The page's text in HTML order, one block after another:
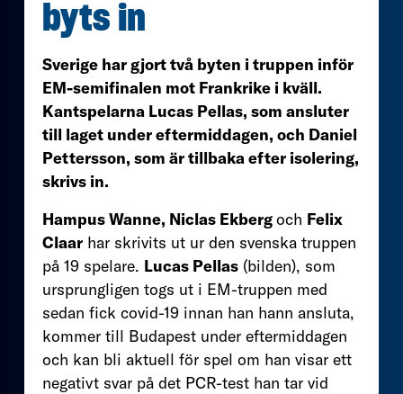
byts in
Sverige har gjort två byten i truppen inför
EM-semifinalen mot Frankrike i kväll.
Kantspelarna Lucas Pellas, som ansluter
till laget under eftermiddagen, och Daniel
Pettersson, som är tillbaka efter isolering,
skrivs in.
Hampus Wanne, Niclas Ekbergoch Felix
Claar har skrivits ut ur den svenska truppen
på 19 spelare. Lucas Pellas (bilden), som
ursprungligen togs ut i EM-truppen med
sedan fick covid-19 innan han hann ansluta,
kommer till Budapest under eftermiddagen
och kan bli aktuell för spel om han visar ett
negativt svar på det PCR-test han tar vid